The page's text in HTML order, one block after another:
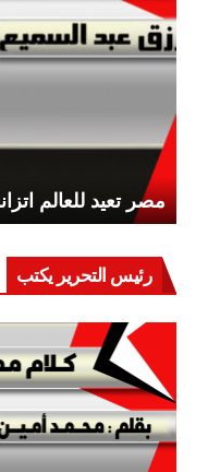
مصر تعيد للعالم اتزانه
رئيس التحرير يكتب